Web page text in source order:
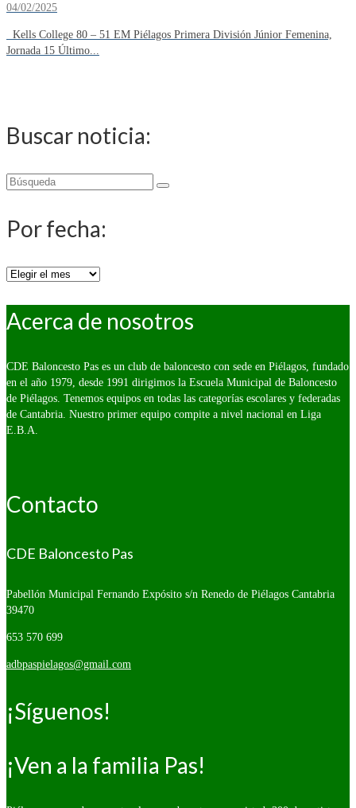
04/02/2025
Kells College 80 – 51 EM Piélagos Primera División Júnior Femenina,
Jornada 15 Último...
Buscar noticia:
Buscar
Por fecha:
Por
Acerca de nosotros
CDE Baloncesto Pas es un club de baloncesto con sede en Piélagos, fundado
en el año 1979, desde 1991 dirigimos la Escuela Municipal de Baloncesto
de Piélagos. Tenemos equipos en todas las categorías escolares y federadas
de Cantabria. Nuestro primer equipo compite a nivel nacional en Liga
E.B.A.
Contacto
CDE Baloncesto Pas
Pabellón Municipal Fernando Expósito s/n Renedo de Piélagos Cantabria
39470
653 570 699
adbpaspielagos@gmail.com
¡Síguenos!
¡Ven a la familia Pas!